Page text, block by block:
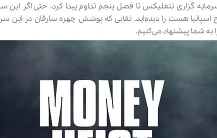
گزاری نتفلیکس تا فصل پنجم تداوم پیدا کرد. حتی اگر این
اسپانیا هست را دیده‌اید. نقابی که پوشش چهره سارقان در این
به شما پیشنهاد می‌کنیم.